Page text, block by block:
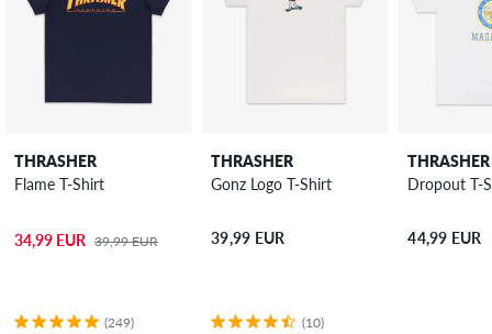
THRASHER
Flame T-Shirt
34,99 EUR 39,99 EUR
(249)
THRASHER
Gonz Logo T-Shirt
39,99 EUR
(10)
THRASHER
Dropout T-
44,99 EUR